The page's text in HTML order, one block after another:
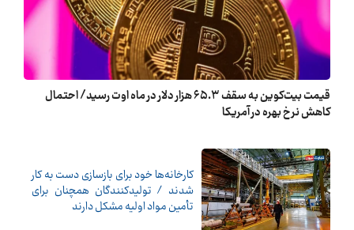
قیمت بیت‌کوین به سقف ۶۵.۳ هزار دلار در ماه اوت رسید/ احتمال
کاهش نرخ بهره در آمریکا
کارخانه‌ها خود برای بازسازی دست به کار
شدند / تولیدکنندگان همچنان برای
تأمین مواد اولیه مشکل دارند